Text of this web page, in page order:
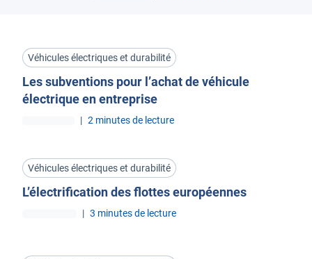
Véhicules électriques et durabilité
Les subventions pour l’achat de véhicule
électrique en entreprise
| 2 minutes de lecture
Véhicules électriques et durabilité
L’électrification des flottes européennes
| 3 minutes de lecture